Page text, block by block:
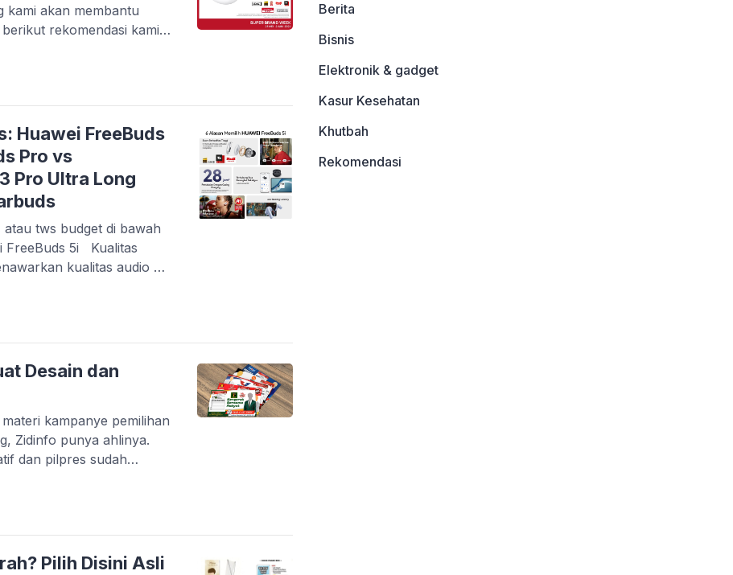
kami akan membantu
rekomendasi kami
Huawei FreeBuds 5i
dengan dukungan
suara yang
pecinta musik yang
Huawei FreeBuds
Pro vs
Pro Ultra Long
tws budget di bawah
FreeBuds 5i Kualitas
kualitas audio Hi-
Ini berarti Anda
dan detail, cocok
kualitas audio terbaik.
Dilengkapi […]
Desain dan
kampanye pemilihan
Zidinfo punya ahlinya.
dan pilpres sudah
untuk mengetahui siapa
nanti. Meskipun
untuk
kampanye. Salah satunya
[…]
Pilih Disini Asli
Berita
Bisnis
Elektronik & gadget
Kasur Kesehatan
Khutbah
Rekomendasi